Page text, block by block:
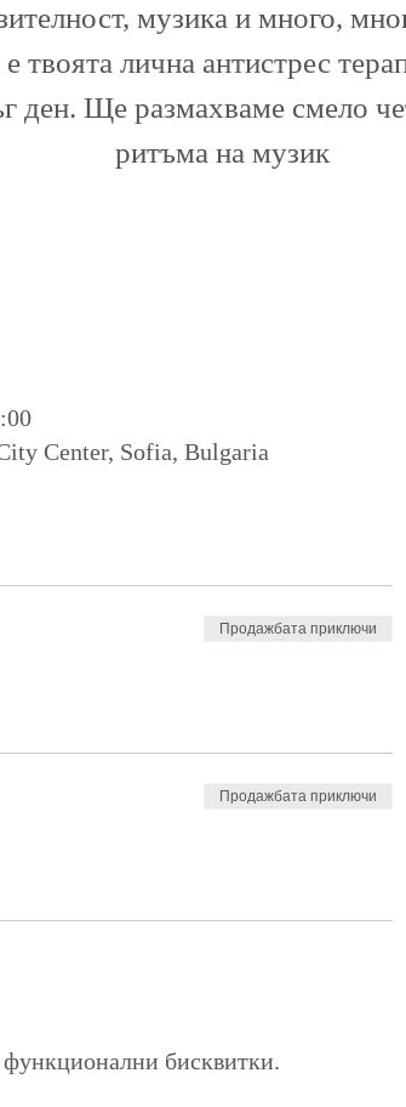
музика и много,
твоята лична антистрес
ден. Ще размахваме смело
ритъма на музик
Center, Sofia, Bulgaria
Продажбата приключи
Продажбата приключи
бисквитки.